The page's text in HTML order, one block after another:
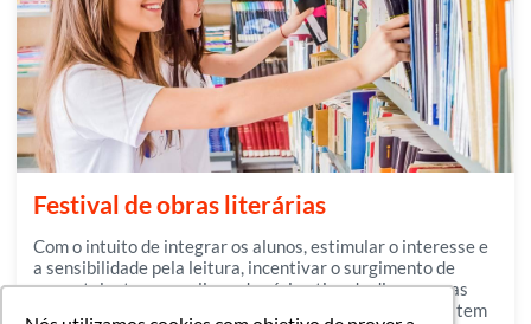
Festival de obras literárias
Com o intuito de integrar os alunos, estimular o interesse e
a sensibilidade pela leitura, incentivar o surgimento de
novos talentos e ampliar o domínio ativo do discurso nas
diversas situações de comunicação, o Evento Literário tem